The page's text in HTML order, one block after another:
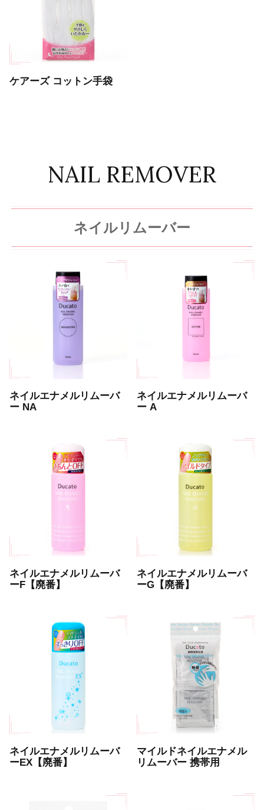
ケアーズ コットン手袋
NAIL REMOVER
ネイルリムーバー
ネイルエナメルリムーバ
ー NA
ネイルエナメルリムーバ
ー A
ネイルエナメルリムーバ
ーF【廃番】
ネイルエナメルリムーバ
ーG【廃番】
ネイルエナメルリムーバ
ーEX【廃番】
マイルドネイルエナメル
リムーバー 携帯用